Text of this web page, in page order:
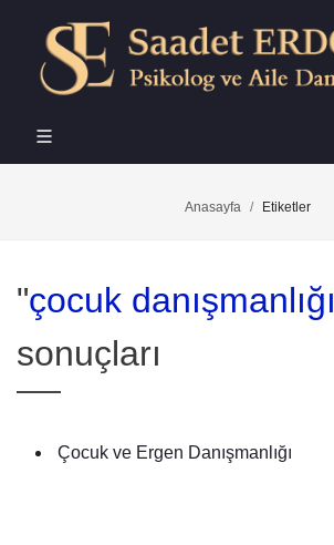
Anasayfa Etiketler
"çocuk danışmanlığı
sonuçları
Çocuk ve Ergen Danışmanlığı